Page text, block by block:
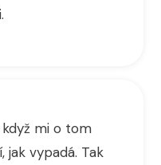
mi o tom
jak vypadá. Tak